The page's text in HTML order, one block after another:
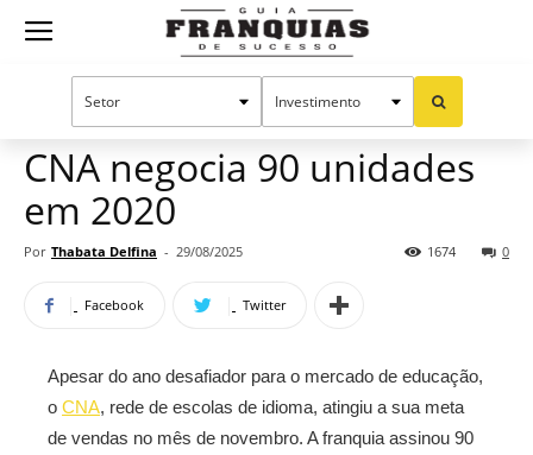
Guia
Mercado de franquias
CNA negocia 90 unidades
em 2020
Por Thabata Delfina - 29/08/2025 0
1674
Facebook Twitter
Apesar do ano desafiador para o mercado de educação,
o CNA, rede de escolas de idioma, atingiu a sua meta
de vendas no mês de novembro. A franquia assinou 90